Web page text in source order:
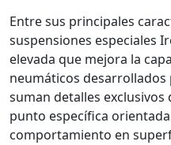
Entre sus principales
suspensiones especiales
elevada que mejora la
neumáticos desarrollados
suman detalles exclusivos
punto específica
comportamiento en